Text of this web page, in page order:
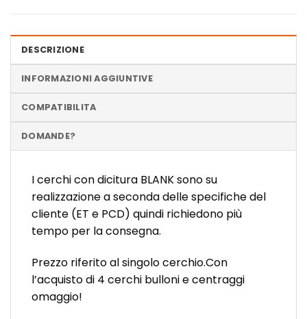
DESCRIZIONE
INFORMAZIONI AGGIUNTIVE
COMPATIBILITA
DOMANDE?
I cerchi con dicitura BLANK sono su
realizzazione a seconda delle specifiche del
cliente (ET e PCD) quindi richiedono più
tempo per la consegna.
Prezzo riferito al singolo cerchio.Con
l’acquisto di 4 cerchi bulloni e centraggi
omaggio!